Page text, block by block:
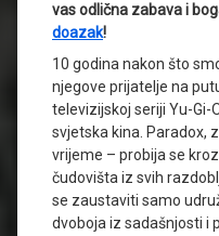
vas odlična zabava i
doazak!
10 godina nakon što
njegove prijatelje na
televizijskoj seriji Yu-Gi-
svjetska kina. Paradox,
vrijeme – probija se
čudovišta iz svih
se zaustaviti samo
dvoboja iz sadašnjosti i